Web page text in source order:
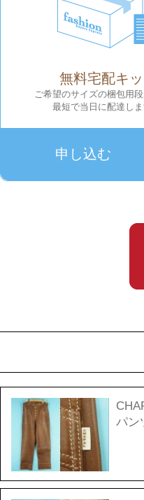
無料宅配キッ
ご希望のサイズの梱包用
最短で当日に配達しま
申し込む
パン